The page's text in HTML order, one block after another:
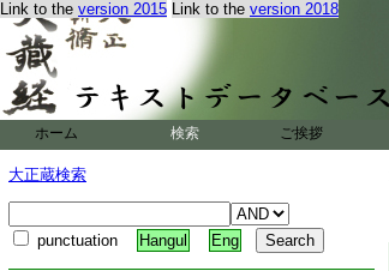
Link to the version 2015 Link to the version 2018
ホーム 検索 ご挨拶
大正蔵検索
punctuation Hangul Eng